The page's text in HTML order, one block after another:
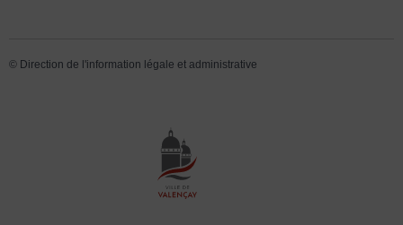
© Direction de l'information légale et administrative